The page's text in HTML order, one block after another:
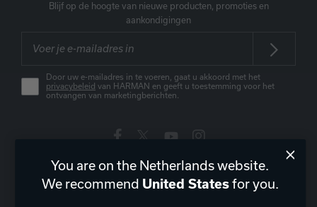
Blijf op de hoogte van nieuwe producten, promoties en
aankondigingen
Door uw e-mailadres in te voeren, gaat u akkoord met het
privacybeleid van HARMAN en geeft u toestemming voor het
ontvangen van marketingberichten.
Nederland| NL
You are on the Netherlands website.
We recommend United Statesfor you.